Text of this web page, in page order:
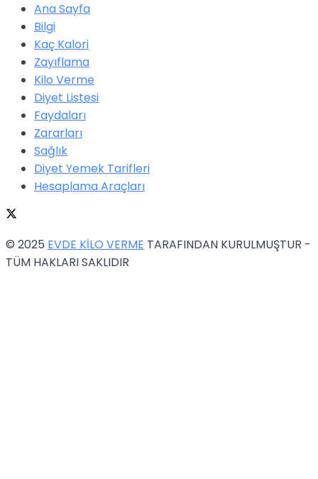
Ana Sayfa
Bilgi
Kaç Kalori
Zayıflama
Kilo Verme
Diyet Listesi
Faydaları
Zararları
Sağlık
Diyet Yemek Tarifleri
Hesaplama Araçları
© 2025 EVDE KİLO VERME TARAFINDAN KURULMUŞTUR -
TÜM HAKLARI SAKLIDIR